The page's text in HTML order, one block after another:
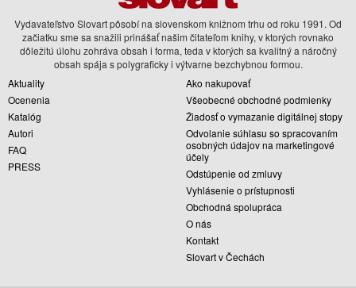
Vydavateľstvo Slovart pôsobí na slovenskom knižnom trhu od roku 1991. Od
začiatku sme sa snažili prinášať našim čitateľom knihy, v ktorých rovnako
dôležitú úlohu zohráva obsah i forma, teda v ktorých sa kvalitný a náročný
obsah spája s polygraficky i výtvarne bezchybnou formou.
Aktuality
Ocenenia
Katalóg
Autori
FAQ
PRESS
Ako nakupovať
Všeobecné obchodné podmienky
Žiadosť o vymazanie digitálnej stopy
Odvolanie súhlasu so spracovaním
osobných údajov na marketingové
účely
Odstúpenie od zmluvy
Vyhlásenie o prístupnosti
Obchodná spolupráca
O nás
Kontakt
Slovart v Čechách